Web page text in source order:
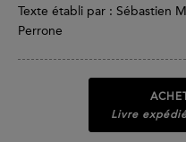
Texte établi par : Sébastien
Perrone
Livre